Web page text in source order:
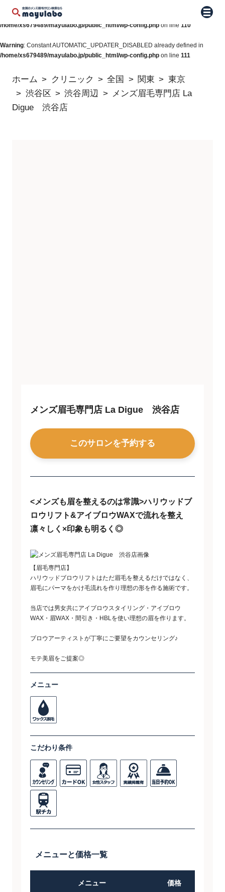
Warning: Constant WP_AUTO_UPDATE_CORE already defined in
/home/xs679489/mayulabo.jp/public_html/wp-config.php on line 110
Warning: Constant AUTOMATIC_UPDATER_DISABLED already defined in
/home/xs679489/mayulabo.jp/public_html/wp-config.php on line 111
メニ
ホーム クリニック 全国 関東
東京
渋谷区
渋谷周辺
メンズ眉毛専門店 La
Digue 渋谷店
メンズ眉毛専門店 La Digue 渋谷店
このサロンを予約する
<メンズも眉を整えるのは常識>ハリウッドブ
ロウリフト&アイブロウWAXで流れを整え
凛々しく×印象も明るく◎
【眉毛専門店】
ハリウッドブロウリフトはただ眉毛を整えるだけではなく、
眉毛にパーマをかけ毛流れを作り理想の形を作る施術です。
当店では男女共にアイブロウスタイリング・アイブロウ
WAX・眉WAX・間引き・HBLを使い理想の眉を作ります。
ブロウアーティストが丁寧にご要望をカウンセリング♪
モテ美眉をご提案◎
メニュー
こだわり条件
メニューと価格一覧
メニュー 価格